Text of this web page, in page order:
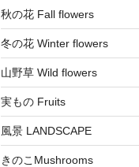
秋の花 Fall flowers
冬の花 Winter flowers
山野草 Wild flowers
実もの Fruits
風景 LANDSCAPE
きのこMushrooms